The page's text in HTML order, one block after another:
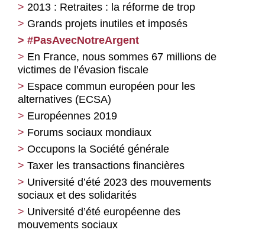
2013 : Retraites : la réforme de trop
Grands projets inutiles et imposés
#PasAvecNotreArgent
En France, nous sommes 67 millions de
victimes de l’évasion fiscale
Espace commun européen pour les
alternatives (ECSA)
Européennes 2019
Forums sociaux mondiaux
Occupons la Société générale
Taxer les transactions financières
Université d’été 2023 des mouvements
sociaux et des solidarités
Université d’été européenne des
mouvements sociaux